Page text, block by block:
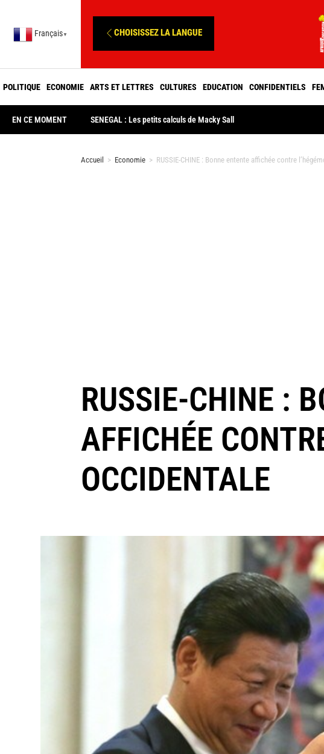
Français ▼ CHOISISSEZ LA LANGUE
POLITIQUE ECONOMIE ARTS ET LETTRES CULTURES EDUCATION CONFIDENTIELS
EN CE MOMENT SENEGAL : Les petits calculs de Macky Sall
Accueil > Economie > RUSSIE-CHINE : Bonne entente affichée contre
RUSSIE-CHINE :
AFFICHÉE
OCCIDENTALE